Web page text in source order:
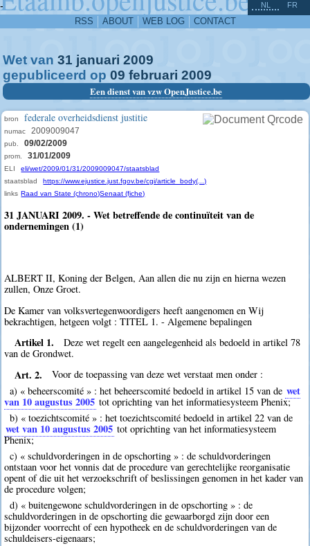
-
RSS ABOUT WEB LOG CONTACT
NL FR
Wet van 31 januari 2009
gepubliceerd op 09 februari 2009
Een dienst van vzw OpenJustice.be
bron federale overheidsdienst justitie
numac 2009009047
pub. 09/02/2009
prom. 31/01/2009
ELI
eli/wet/2009/01/31/2009009047/staatsblad
staatsblad
https://www.ejustice.just.fgov.be/cgi/article_body(...)
links Raad van State (chrono)Senaat (fiche)
31 JANUARI 2009. - Wet betreffende de continuïteit van de
ondernemingen (1)
ALBERT II, Koning der Belgen, Aan allen die nu zijn en hierna wezen
zullen, Onze Groet.
De Kamer van volksvertegenwoordigers heeft aangenomen en Wij
bekrachtigen, hetgeen volgt : TITEL 1. - Algemene bepalingen
Artikel 1.
Deze wet regelt een aangelegenheid als bedoeld in artikel 78
van de Grondwet.
Art. 2.
Voor de toepassing van deze wet verstaat men onder :
a) « beheerscomité » : het beheerscomité bedoeld in artikel 15 van de wet
van 10 augustus 2005 tot oprichting van het informatiesysteem Phenix;
b) « toezichtscomité » : het toezichtscomité bedoeld in artikel 22 van de
wet van 10 augustus 2005 tot oprichting van het informatiesysteem
Phenix;
c) « schuldvorderingen in de opschorting » : de schuldvorderingen
ontstaan voor het vonnis dat de procedure van gerechtelijke reorganisatie
opent of die uit het verzoekschrift of beslissingen genomen in het kader van
de procedure volgen;
d) « buitengewone schuldvorderingen in de opschorting » : de
schuldvorderingen in de opschorting die gewaarborgd zijn door een
bijzonder voorrecht of een hypotheek en de schuldvorderingen van de
schuldeisers-eigenaars;
^